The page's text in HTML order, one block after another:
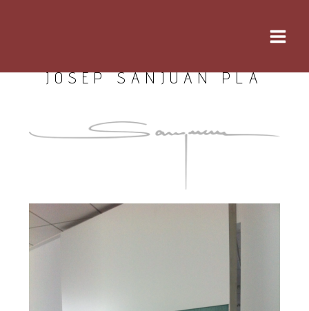
JOSEP SANJUAN PLA